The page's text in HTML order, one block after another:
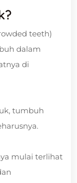
teeth)
dalam
di
tumbuh
mulai terlihat